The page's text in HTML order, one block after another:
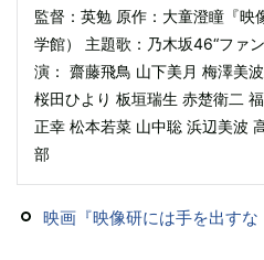
監督：英勉 原作：大童澄瞳『映
学館） 主題歌：乃木坂46“ファ
演： 齋藤飛鳥 山下美月 梅澤美
桜田ひより 板垣瑞生 赤楚衛二
正幸 松本若菜 山中聡 浜辺美波
部
映画『映像研には手を出すな